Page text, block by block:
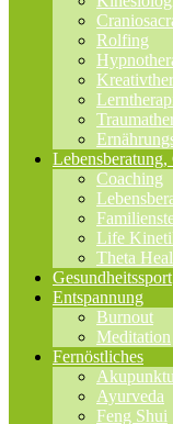
Rolfing
Coaching
Life
Theta
Gesundheitssport
Entspannung
Burnout
Meditation
Fernöstliches
Ayurveda
Feng Shui